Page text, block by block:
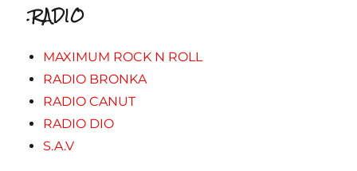
.RADIO
MAXIMUM ROCK N ROLL
RADIO BRONKA
RADIO CANUT
RADIO DIO
S.A.V